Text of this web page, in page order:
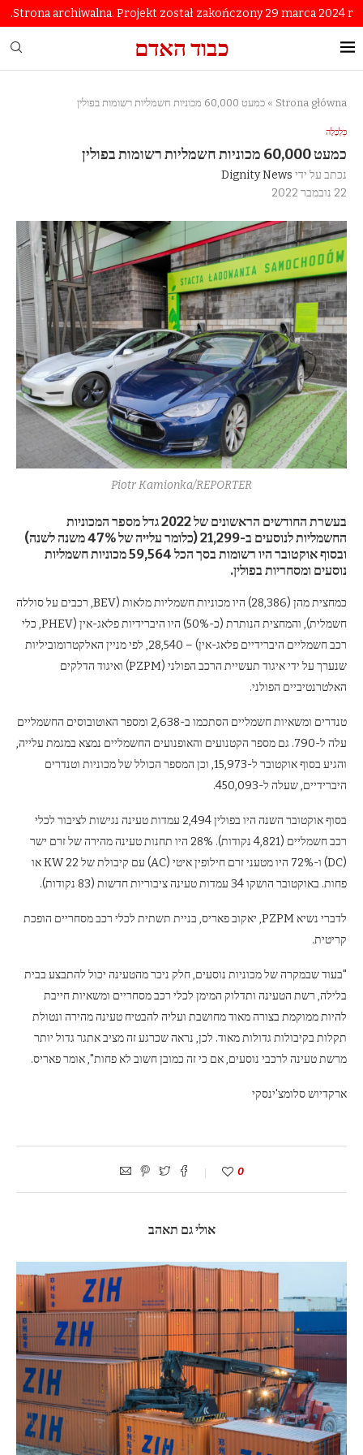
Strona archiwalna. Projekt został zakończony 29 marca 2024 r.
כבוד האדם
Strona główna
» כמעט 60,000 מכוניות חשמליות רשומות בפולין
כַּלְכָּלָה
כמעט 60,000 מכוניות חשמליות רשומות בפולין
נכתב על ידי Dignity News
22 נובמבר 2022
Piotr Kamionka/REPORTER
בעשרת החודשים הראשונים של 2022 גדל מספר המכוניות
החשמליות לנוסעים ב-21,299 (כלומר עלייה של 47% משנה לשנה)
ובסוף אוקטובר היו רשומות בסך הכל 59,564 מכוניות חשמליות
נוסעים ומסחריות בפולין.
כמחצית מהן (28,386) היו מכוניות חשמליות מלאות (BEV, רכבים על סוללה
חשמלית), והמחצית הנותרת (כ-50%) היו היברידיות פלאג-אין (PHEV, כלי
רכב חשמליים היברידיים פלאג-אין) – 28,540, לפי מניין האלקטרומוביליות
שנערך על ידי איגוד תעשיית הרכב הפולני (PZPM) ואיגוד הדלקים
האלטרנטיביים הפולני.
טנדרים ומשאיות חשמליים הסתכמו ב-2,638 ומספר האוטובוסים החשמליים
עלה ל-790. גם מספר הקטנועים והאופנועים החשמליים נמצא במגמת עלייה,
והגיע בסוף אוקטובר ל-15,973, וכן המספר הכולל של מכוניות וטנדרים
היברידיים, שעלה ל-450,093.
בסוף אוקטובר השנה היו בפולין 2,494 עמדות טעינה נגישות לציבור לכלי
רכב חשמליים (4,821 נקודות). 28% היו תחנות טעינה מהירה של זרם ישר
(DC) ו-72% היו מטעני זרם חילופין איטי (AC) עם קיבולת של 22 KW או
פחות. באוקטובר הושקו 34 עמדות טעינה ציבוריות חדשות (83 נקודות).
לדברי נשיא PZPM, יאקוב פאריס, בניית תשתית לכלי רכב מסחריים הופכת
קריטית.
"בעוד שבמקרה של מכוניות נוסעים, חלק ניכר מהטעינה יכול להתבצע בבית
בלילה, רשת הטעינה ותדלוק המימן לכלי רכב מסחריים ומשאיות חייבת
להיות ממוקמת בצורה מאוד מחושבת ועליה להבטיח טעינה מהירה ונטולת
תקלות בקיבולות גדולות מאוד. לכן, נראה שכרגע זה מציב אתגר גדול יותר
מרשת טעינה לרכבי נוסעים, אם כי זה כמובן חשוב לא פחות", אומר פאריס.
ארקדיוש סלומצ'ינסקי
0
אולי גם תאהב